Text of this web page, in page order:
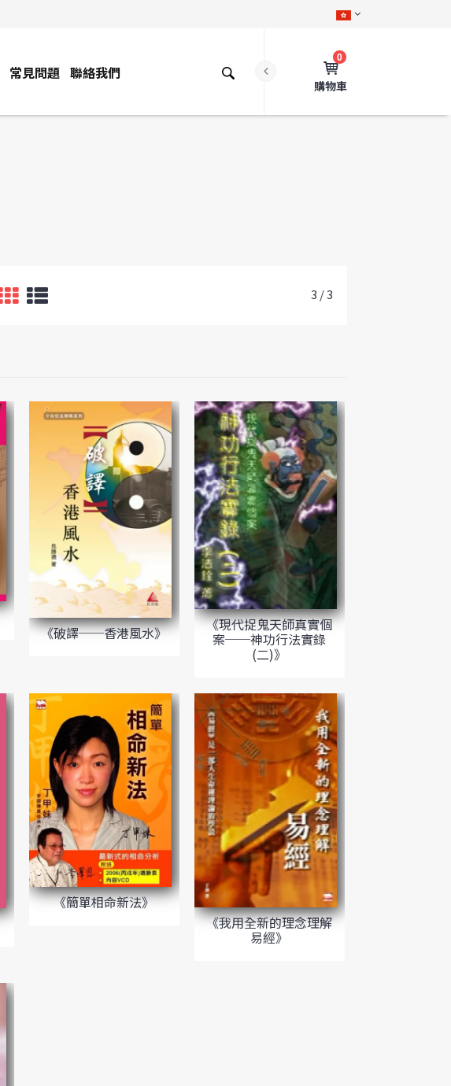
0
購物車
常見問題 聯絡我們
3 / 3
《破譯──香港風水》
《現代捉鬼天師真實個
案──神功行法實錄
(二)》
《簡單相命新法》
《我用全新的理念理解
易經》